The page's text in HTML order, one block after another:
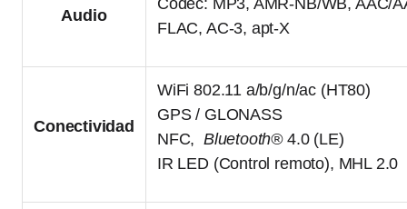
Audio
Codec: MP3, AMR-NB/WB, AAC/
FLAC, AC-3, apt-X
Conectividad
WiFi 802.11 a/b/g/n/ac (HT80)
GPS / GLONASS
NFC, Bluetooth®4.0 (LE)
IR LED (Control remoto), MHL 2.0